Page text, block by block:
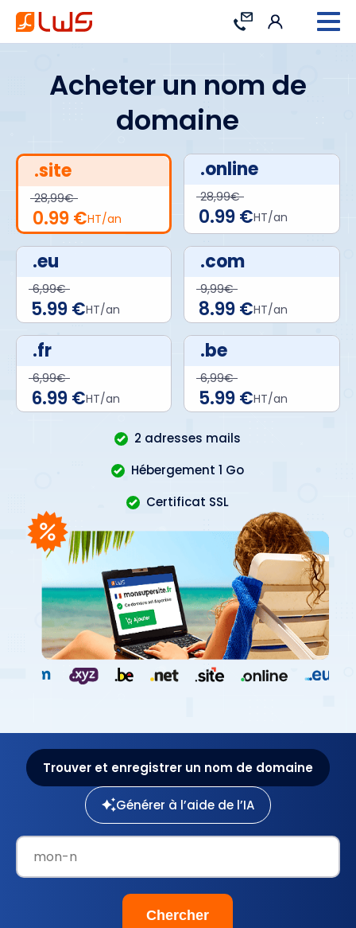
Contact Connexion
Acheter un nom de
domaine
.site
28,99€
0.99 €HT/an
.online
28,99€
0.99 €HT/an
.eu
6,99€
5.99 €HT/an
.com
9,99€
8.99 €HT/an
.fr
6,99€
6.99 €HT/an
.be
6,99€
5.99 €HT/an
2 adresses mails
Hébergement 1 Go
Certificat SSL
Trouver et enregistrer un nom de domaine
Générer à l’aide de l’IA